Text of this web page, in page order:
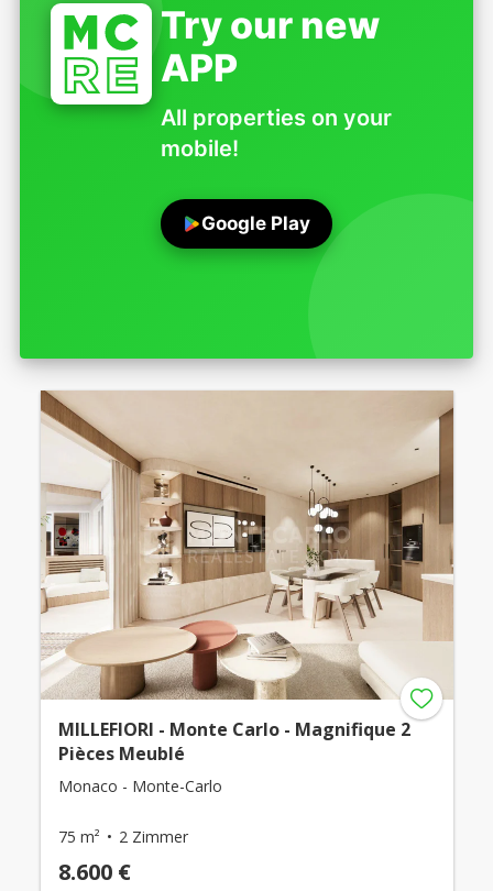
Try our new
APP
All properties on your
mobile!
Google Play
MILLEFIORI - Monte Carlo - Magnifique 2
Pièces Meublé
Monaco - Monte-Carlo
75 m² 2 Zimmer
8.600 €